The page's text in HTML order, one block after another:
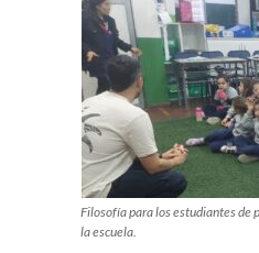
Filosofía para los estudiantes de
la escuela.